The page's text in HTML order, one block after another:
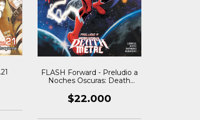
FLASH Forward - Preludio a
Noches Oscuras: Death
$22.000